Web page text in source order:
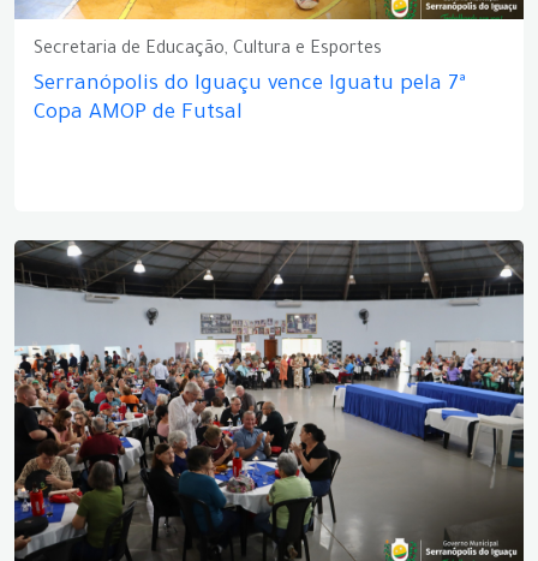
Secretaria de Educação, Cultura e Esportes
Serranópolis do Iguaçu vence Iguatu pela 7ª
Copa AMOP de Futsal